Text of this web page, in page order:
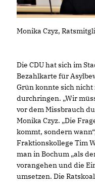
Monika Czyz,
Die CDU hat sich im
Bezahlkarte für
Grün konnte sich
durchringen. „Wir
vor dem Missbrauch
Monika Czyz. „Die
kommt, sondern
Fraktionskollege Tim
man in Bochum „als
vorangehen und die
umsetzen. Die